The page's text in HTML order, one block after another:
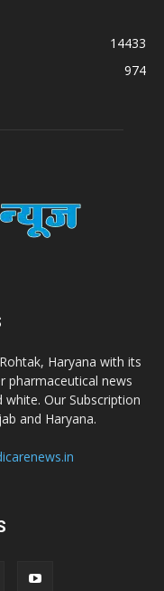
(P) Ltd
14433
974
Haryana with its
pharmaceutical news
Our Subscription
and Haryana.